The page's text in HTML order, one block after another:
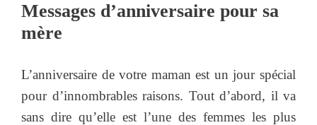
Messages d’anniversaire pour sa
mère
L’anniversaire de votre maman est un jour spécial
pour d’innombrables raisons. Tout d’abord, il va
sans dire qu’elle est l’une des femmes les plus